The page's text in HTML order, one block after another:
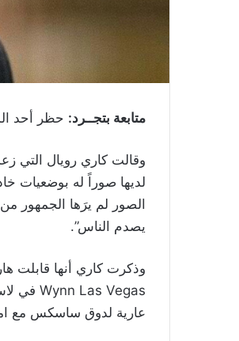
متابعة بتجــرد: حظر أحد
لديها صوراً له بوضعيات
الصور لم يرَها الجمهور
يصدم الناس”.
وذكرت كاري أنها قابلت
عارية لدوق ساسكس مع